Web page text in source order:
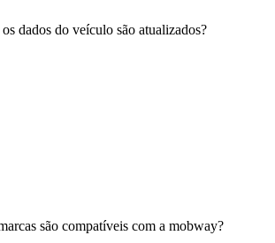
dados do veículo são atualizados?
são compatíveis com a mobway?